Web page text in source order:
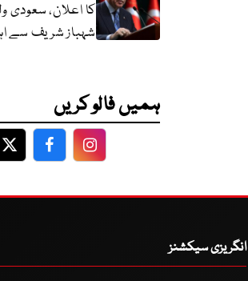
کا اعلان، سعودی
شہباز شریف سے
ہمیں فالو کریں
TwitterFacebookFacebook
انگریزی سیکشنز